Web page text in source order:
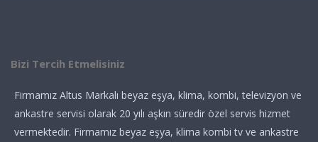
Bizi Tercih Etmelisiniz
Firmamız Altus Markalı beyaz eşya, klima, kombi, televizyon ve
ankastre servisi olarak 20 yılı aşkın süredir özel servis hizmet
vermektedir. Firmamız beyaz eşya, klima kombi tv ve ankastre